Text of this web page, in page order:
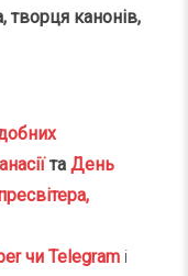
творця канонів,
та День
чи Telegram і